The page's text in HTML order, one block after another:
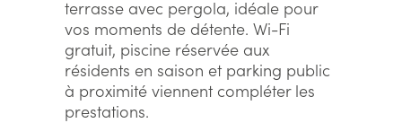
terrasse avec pergola, idéale pour
vos moments de détente. Wi-Fi
gratuit, piscine réservée aux
résidents en saison et parking public
à proximité viennent compléter les
prestations.